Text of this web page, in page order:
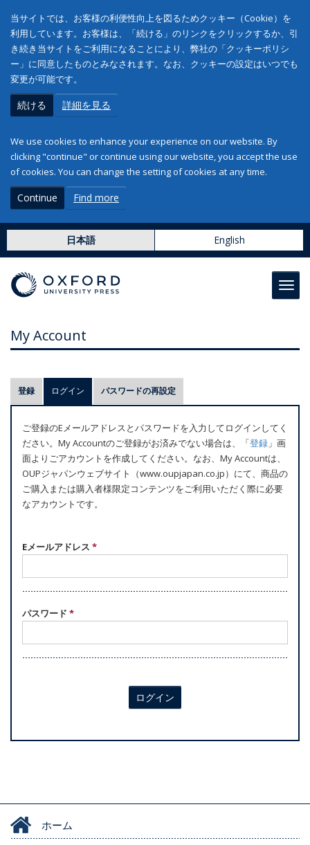
当サイトでは、お客様の利便性向上を図るためクッキー（Cookie）を
利用しています。お客様は、「続ける」のリンクをクリックするか、引
き続き当サイトをご利用になることにより、弊社の「クッキーポリシ
ー」に同意したものとみなされます。なお、クッキーの設定はいつでも
変更が可能です。
続ける 詳細を見る
We use cookies to enhance your experience on our website. By
clicking "continue" or continue using our website, you accept the use
of cookies. You can change the setting of cookies at any time.
Continue Find more
日本語 English
My Account
プ
ラ
マ
リ
ー
タ
ブ
登録 ログイン (アクティブなタブ)
パスワードの再設定
ご登録のEメールアドレスとパスワードを入力してログインしてく
ださい。My Accountのご登録がお済みでない場合は、「登録 」画
面よりごアカウントを作成してください。なお、My Accountは、
OUPジャパンウェブサイト（www.oupjapan.co.jp）にて、商品の
ご購入または購入者様限定コンテンツをご利用いただく際に必要
なアカウントです。
Eメールアドレス *
パスワード *
ログイン
ホーム